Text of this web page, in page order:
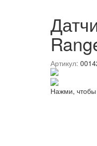
Артикул:
Нажми, чтобы